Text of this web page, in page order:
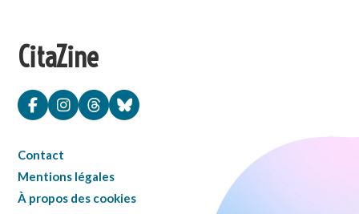
CitaZine
Contact
Mentions légales
À propos des cookies